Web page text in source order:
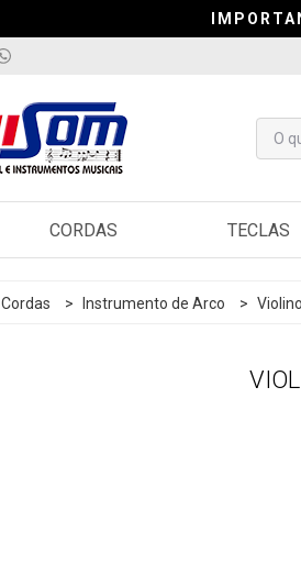
CORDAS
Violão
TECLAS
Arranjador
Cordas > Instrumento de Arco > Violino